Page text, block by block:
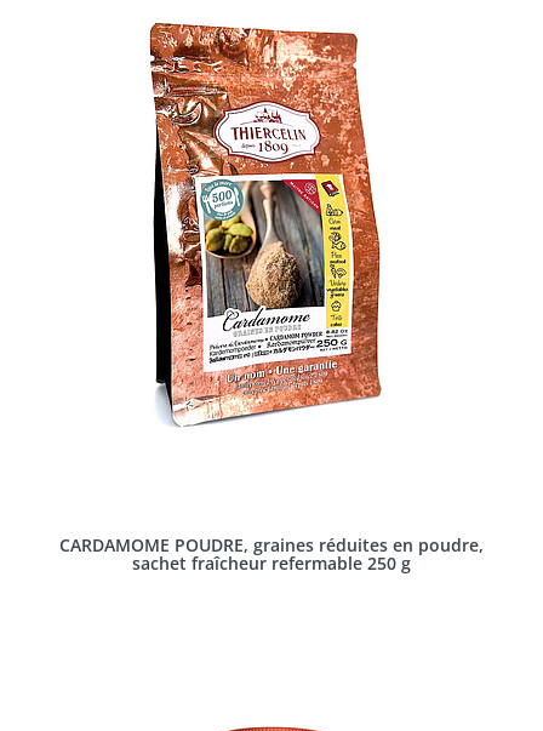
CARDAMOME POUDRE, graines réduites en poudre,
sachet fraîcheur refermable 250 g